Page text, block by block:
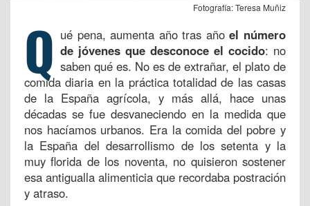
Fotografía: Teresa Muñiz
Q ué pena, aumenta año tras añoel número
de jóvenes que desconoce el cocido: no
saben qué es. No es de extrañar, el plato de
comida diaria en la práctica totalidad de las casas
de la España agrícola, y más allá, hace unas
décadas se fue desvaneciendo en la medida que
nos hacíamos urbanos. Era la comida del pobre y
la España del desarrollismo de los setenta y la
muy florida de los noventa, no quisieron sostener
esa antigualla alimenticia que recordaba postración
y atraso.